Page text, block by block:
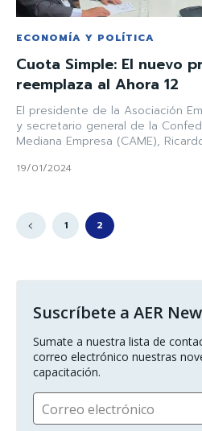
ECONOMÍA Y POLÍTICA
Cuota Simple: El nuevo
reemplaza al Ahora 12
El presidente de la Asociación
y secretario general de la
Mediana Empresa (CAME),
19/01/2024
1 2
Suscríbete a AER
Sumate a nuestra lista de
correo electrónico nuestras
capacitación.
Correo electrónico